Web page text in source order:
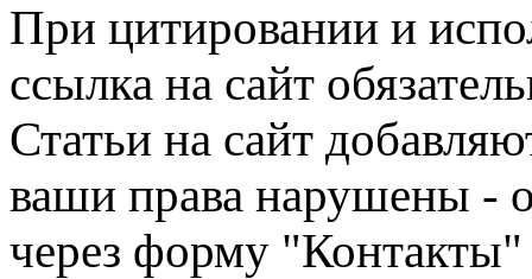
При цитировании и
ссылка на сайт
Статьи на сайт
ваши права нарушены -
через форму "Контакты"